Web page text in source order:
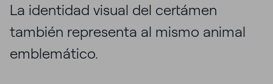
La identidad visual del certámen
también representa al mismo animal
emblemático.